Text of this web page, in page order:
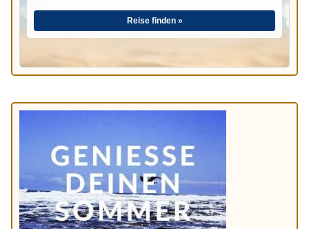
Reise finden »